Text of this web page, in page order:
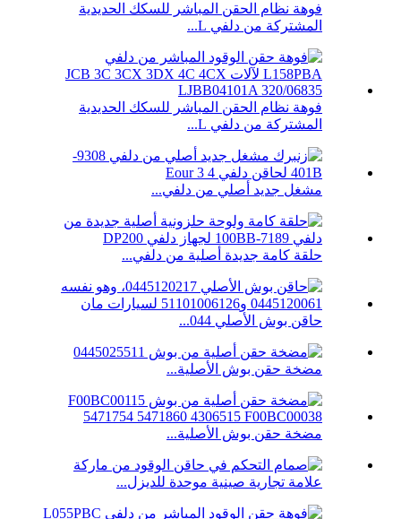
فوهة نظام الحقن المباشر للسكك الحديدية
المشتركة من دلفي L...
فوهة نظام الحقن المباشر للسكك الحديدية
المشتركة من دلفي L...
مشغل جديد أصلي من دلفي...
حلقة كامة جديدة أصلية من دلفي...
حاقن بوش الأصلي 044...
مضخة حقن بوش الأصلية...
مضخة حقن بوش الأصلية...
علامة تجارية صينية موحدة للديزل...